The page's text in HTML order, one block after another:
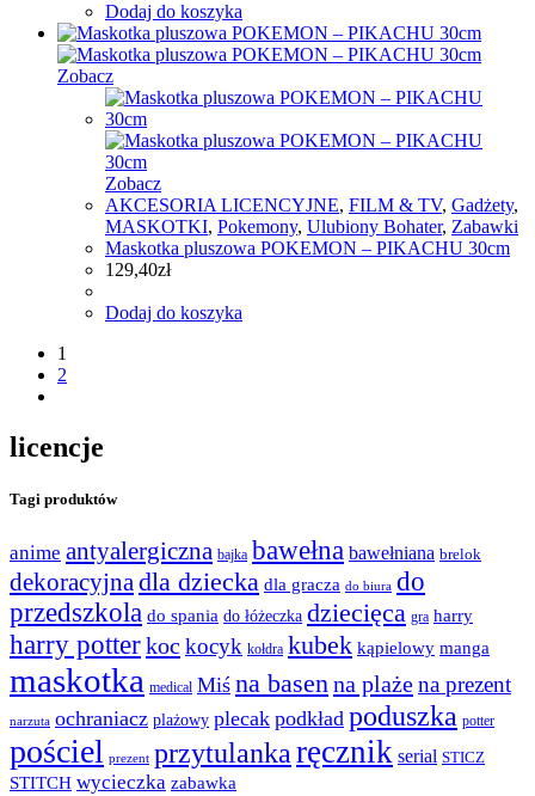
Dodaj do koszyka
Zobacz
Zobacz
AKCESORIA LICENCYJNE, FILM & TV, Gadżety,
MASKOTKI, Pokemony, Ulubiony Bohater, Zabawki
Maskotka pluszowa POKEMON – PIKACHU 30cm
129,40zł
Dodaj do koszyka
1
2
licencje
Tagi produktów
anime antyalergiczna bajka bawełna bawełniana brelok
dekoracyjna dla dziecka dla gracza do biura do
przedszkola do spania do łóżeczka dziecięca gra harry
harry potterkoc kocyk kołdra kubek kąpielowy manga
maskotka medical Miś na basenna plażena prezent
narzuta ochraniacz plażowy plecak podkład poduszka potter
pościel prezent przytulankaręcznik serial STICZ
STITCH wycieczka zabawka